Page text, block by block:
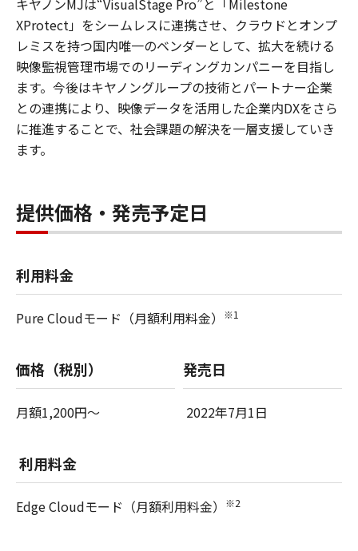
XProtect」をシームレスに連携させ、クラウドとオンプ
レミスを持つ国内唯一のベンダーとして、拡大を続ける
映像監視管理市場でのリーディングカンパニーを目指し
ます。今後はキヤノングループの技術とパートナー企業
との連携により、映像データを活用した企業内DXをさら
に推進することで、社会課題の解決を一層支援していき
ます。
提供価格・発売予定日
利用料金
PureCloudモード（月額利用料金） ※1
価格（税別）
月額1,200円～
発売日
2022年7月1日
利用料金
Edge Cloudモード（月額利用料金） ※2